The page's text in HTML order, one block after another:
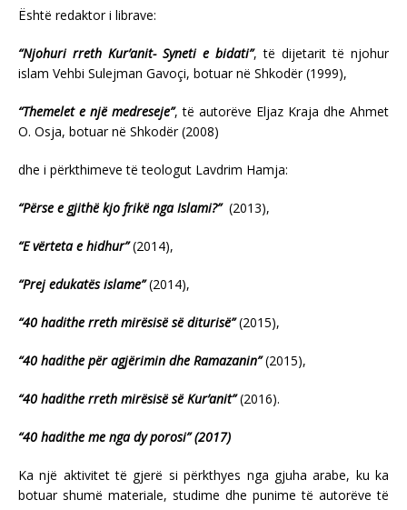
Është redaktor i librave:
“Njohuri rreth Kur’anit- Syneti e bidati”, të dijetarit të njohur
islam Vehbi Sulejman Gavoçi, botuar në Shkodër (1999),
“Themelet e një medreseje”, të autorëve Eljaz Kraja dhe Ahmet
O. Osja, botuar në Shkodër (2008)
dhe i përkthimeve të teologut Lavdrim Hamja:
“Përse e gjithë kjo frikë nga Islami?”(2013),
“E vërteta e hidhur”(2014),
“Prej edukatës islame”(2014),
“40 hadithe rreth mirësisë së diturisë”(2015),
“40 hadithe për agjërimin dhe Ramazanin”(2015),
“40 hadithe rreth mirësisë së Kur’anit”(2016).
“40 hadithe me nga dy porosi” (2017)
Ka një aktivitet të gjerë si përkthyes nga gjuha arabe, ku ka
botuar shumë materiale, studime dhe punime të autorëve të